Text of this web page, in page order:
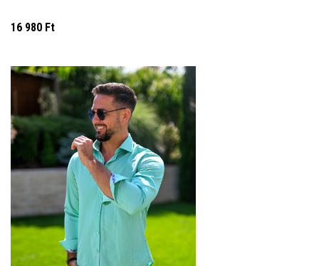
16 980 Ft